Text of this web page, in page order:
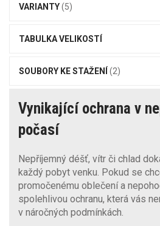
VARIANTY(5)
TABULKA VELIKOSTÍ
SOUBORY KE STAŽENÍ (2)
Vynikající ochrana v
počasí
Nepříjemný déšť, vítr či chlad
každý pobyt venku. Pokud se
promočenému oblečení a
spolehlivou ochranu, která vás
v náročných podmínkách.